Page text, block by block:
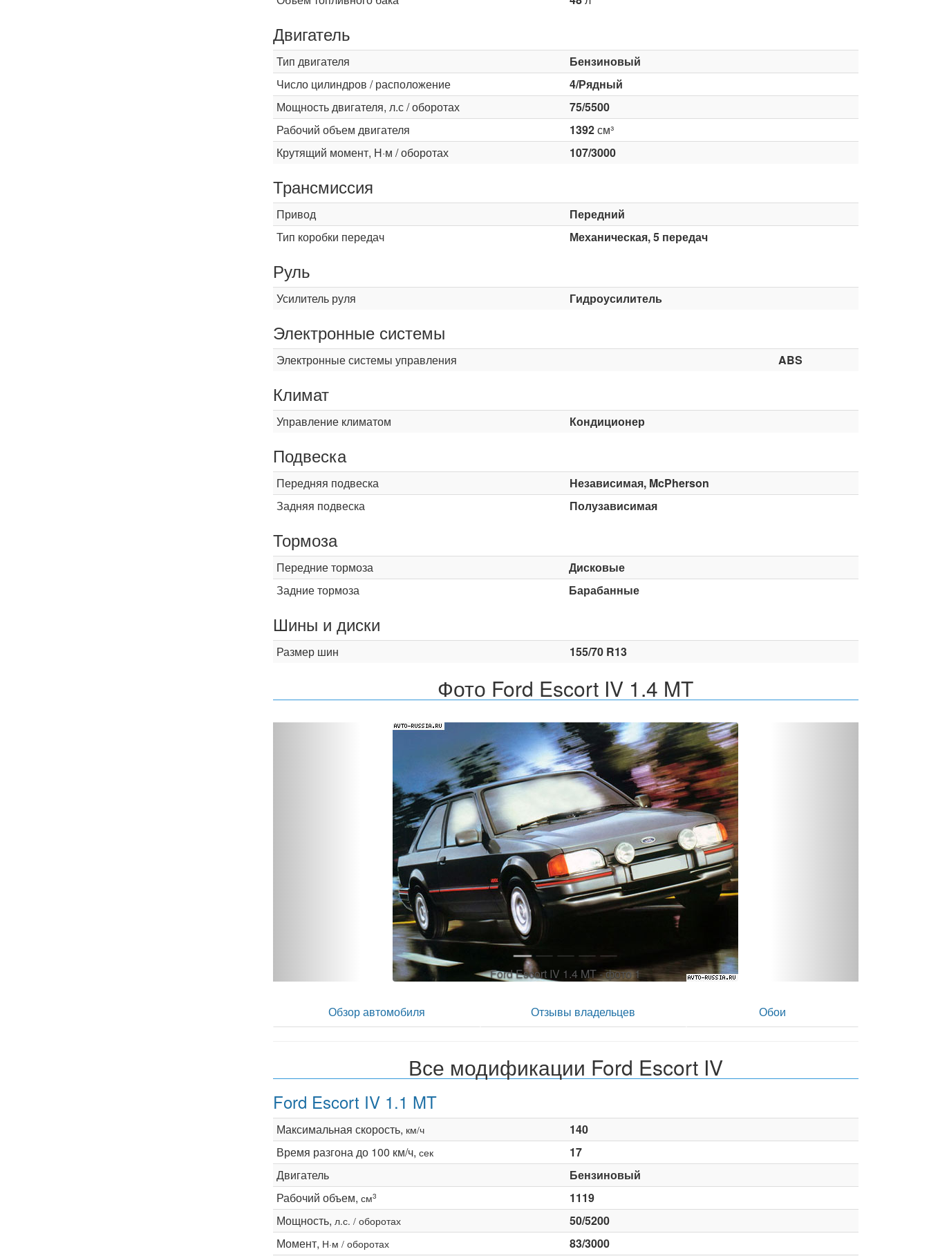
Двигатель
Тип двигателя
Бензиновый
Число цилиндров / расположение
4/Рядный
Мощность двигателя, л.с / оборотах
75/5500
Рабочий объем двигателя
1392см³
Крутящий момент, Н·м / оборотах
107/3000
Трансмиссия
Привод
Передний
Тип коробки передач
Механическая, 5 передач
Руль
Усилитель руля Гидроусилитель
Электронные системы
Электронные системы управления ABS
Климат
Управление климатом Кондиционер
Подвеска
Передняя подвеска
Независимая, McPherson
Задняя подвеска
Полузависимая
Тормоза
Передние тормоза
Дисковые
Задние тормоза
Барабанные
Шины и диски
Размер шин 155/70 R13
Фото Ford Escort IV 1.4 MT
Ford Escort IV 1.4 MT - фото 2
Обзор автомобиля Отзывы владельцев Обои
Все модификации Ford Escort IV
Ford Escort IV 1.1 MT
Максимальная скорость, км/ч
140
Время разгона до 100 км/ч, сек
17
Двигатель
Бензиновый
Рабочий объем, см3
1119
Мощность, л.с. / оборотах
50/5200
Момент, Н·м / оборотах 83/3000